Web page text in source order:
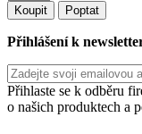
Koupit Poptat
Přihlášení k
Přihlaste se k odběru
o našich produktech a